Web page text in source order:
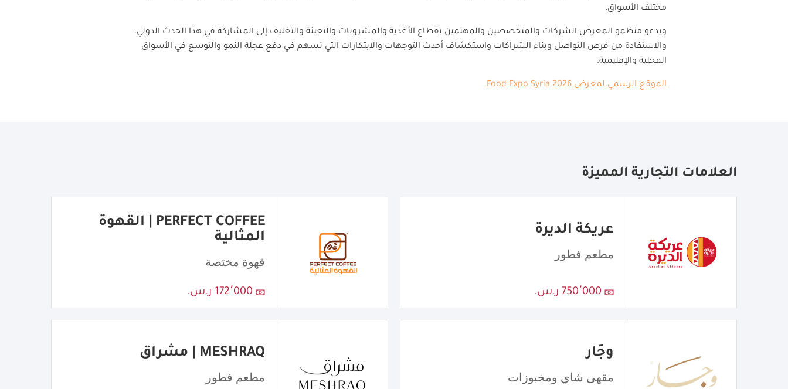
مختلف الأسواق.
ويدعو منظمو المعرض الشركات والمتخصصين والمهتمين بقطاع الأغذية والمشروبات والتعبئة والتغليف إلى المشاركة في هذا الحدث الدولي،
والاستفادة من فرص التواصل وبناء الشراكات واستكشاف أحدث التوجهات والابتكارات التي تسهم في دفع عجلة النمو والتوسع في الأسواق
المحلية والإقليمية.
الموقع الرسمي لمعرضFood Expo Syria 2026
العلامات التجارية المميزة
عريكة الديرة
مطعم فطور
750٬000 ر.س.
PERFECT COFFEE | القهوة
المثالية
قهوة مختصة
172٬000 ر.س.
وجَار
مقهى شاي ومخبوزات
MESHRAQ | مشراق
مطعم فطور